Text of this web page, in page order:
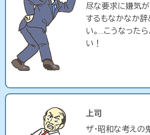
尽な要求に嫌気
するもなかなか
い。…こうなった
い！
上司
ザ・昭和な考えの